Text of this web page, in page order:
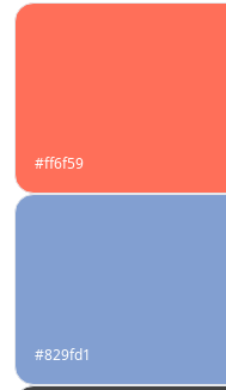
#ff6f59
#829fd1